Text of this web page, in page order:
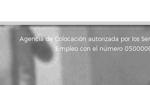
Agencia de Colocación autorizada por los
Empleo con el número